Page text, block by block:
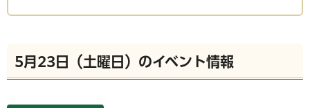
5月23日（土曜日）のイベント情報